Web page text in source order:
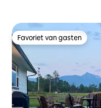
Favoriet van gasten
Favoriet van gasten